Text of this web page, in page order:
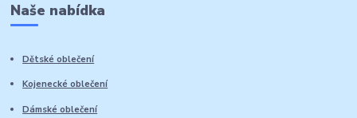
Naše nabídka
Dětské oblečení
Kojenecké oblečení
Dámské oblečení